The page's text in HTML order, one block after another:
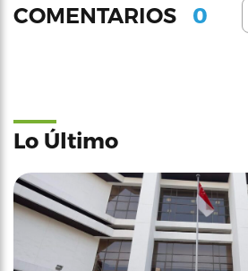
COMENTARIOS 0
Lo Último